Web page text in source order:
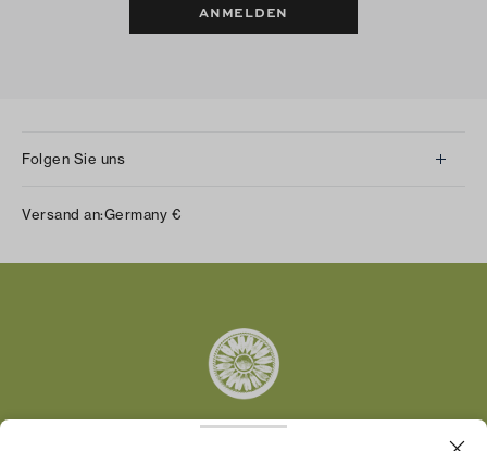
ANMELDEN
Folgen Sie uns
Twitter
Versand an:Germany €